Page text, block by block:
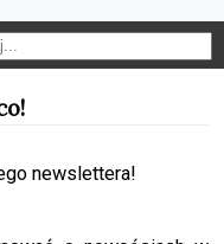
newslettera!